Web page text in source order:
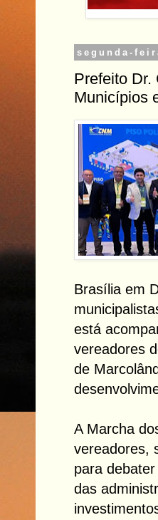
segunda-
Prefeito Dr.
Municípios
Brasília em
está
vereadores
de
A Marcha
vereadores,
para
das